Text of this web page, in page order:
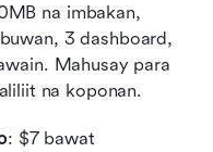
na imbakan,
3 dashboard,
Mahusay para
na koponan.
: $7 bawat